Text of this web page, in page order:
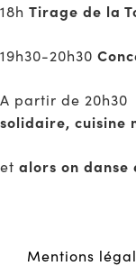
18h Tirage de la
19h30-20h30
A partir de
solidaire, cuisine
et alors on danse
Mentions